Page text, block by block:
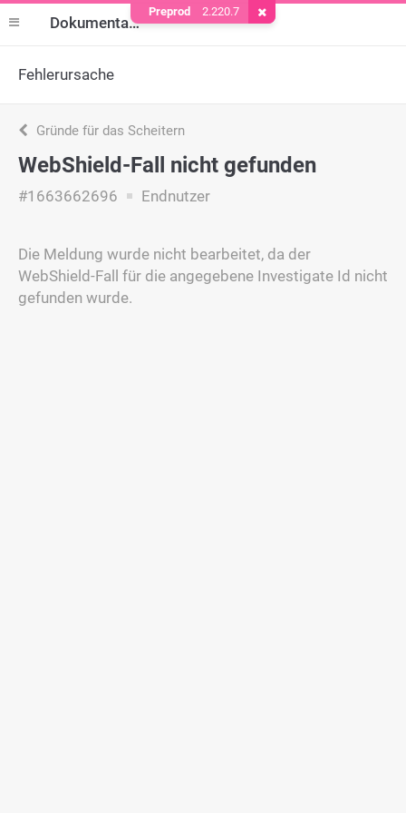
Dokumentation
Fehlerursache
Gründe für das Scheitern
WebShield-Fall nicht gefunden
#1663662696 Endnutzer
Die Meldung wurde nicht bearbeitet, da der
WebShield-Fall für die angegebene Investigate Id nicht
gefunden wurde.
Preprod 2.220.7 Cookie entfernen